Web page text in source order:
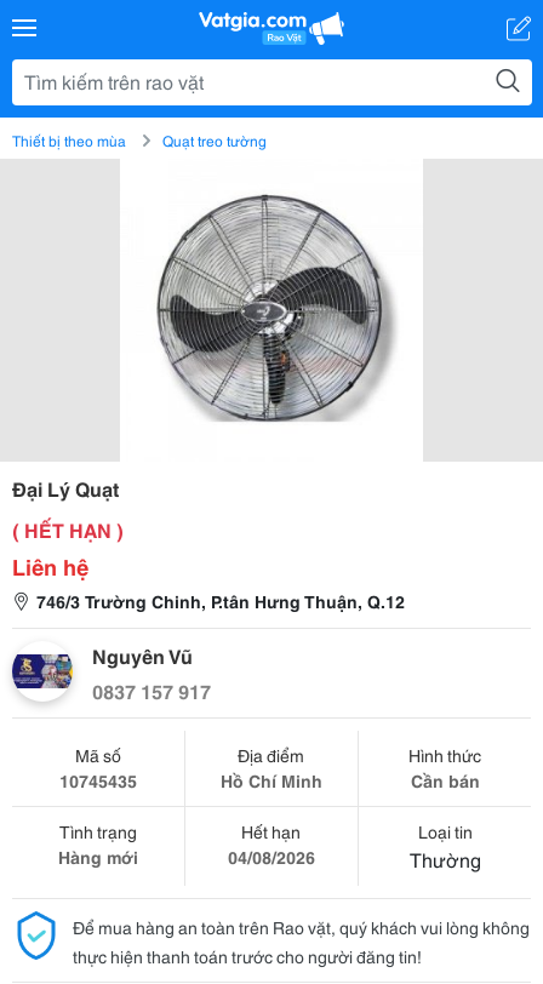
Thiết bị theo mùa Quạt treo tường
Đại Lý Quạt
( HẾT HẠN )
Liên hệ
746/3 Trường Chinh, P.tân Hưng Thuận, Q.12
Nguyên Vũ
0837 157 917
Mã số
10745435
Địa điểm
Hồ Chí Minh
Hình thức
Cần bán
Tình trạng
Hàng mới
Hết hạn
04/08/2026
Loại tin
Thường
Để mua hàng an toàn trên Rao vặt, quý khách vui lòng không
thực hiện thanh toán trước cho người đăng tin!